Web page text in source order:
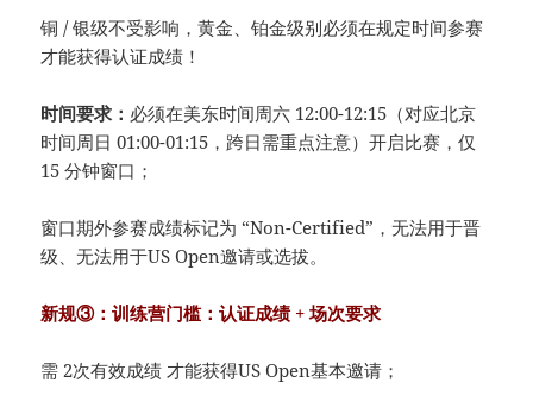
铜 / 银级不受影响，黄金、铂金级别必须在规定时间参赛
才能获得认证成绩！
时间要求： 必须在美东时间周六 12:00-12:15（对应北京
时间周日 01:00-01:15，跨日需重点注意）开启比赛，仅
15 分钟窗口；
窗口期外参赛成绩标记为 “Non-Certified”，无法用于晋
级、无法用于US Open邀请或选拔。
新规③：训练营门槛：认证成绩 + 场次要求
需 2次有效成绩 才能获得US Open基本邀请；